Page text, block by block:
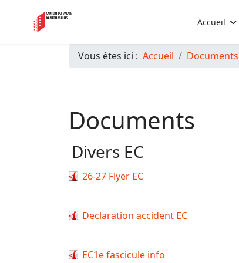
Accueil
Vous êtes ici : Accueil Documents
Documents
Divers EC
26-27 Flyer EC
Declaration accident EC
EC1e fascicule info